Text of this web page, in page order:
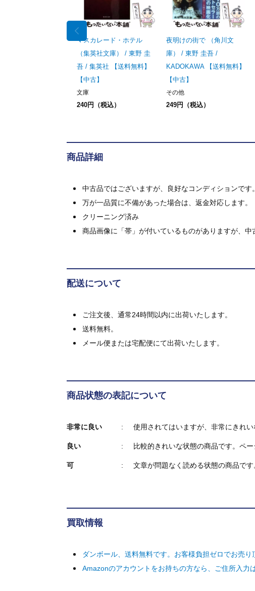
マスカレード・ホテル
（集英社文庫） / 東野 圭
吾 / 集英社 【送料無料】
【中古】
文庫
240円（税込）
夜明けの街で （角川文
庫） / 東野 圭吾 /
KADOKAWA 【送料無料】
【中古】
その他
249円（税込）
商品詳細
中古品ではございますが、良好なコンディションです
万が一品質に不備があった場合は、返金対応します。
クリーニング済み
商品画像に「帯」が付いているものがありますが、
配送について
ご注文後、通常24時間以内に出荷いたします。
送料無料。
メール便または宅配便にて出荷いたします。
商品状態の表記について
非常に良い 使用されてはいますが、非常にきれ
良い 比較的きれいな状態の商品です。ペ
可 文章が問題なく読める状態の商品で
買取情報
ダンボール、送料無料です。お客様負担ゼロでお売り
Amazonのアカウントをお持ちの方なら、ご住所入力